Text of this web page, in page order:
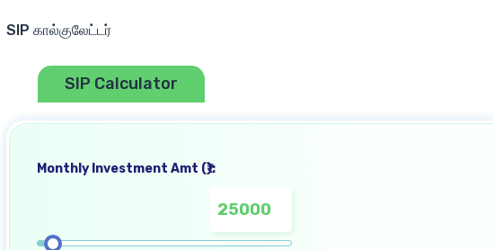
SIP கால்குலேட்டர்
SIP Calculator
Monthly Investment Amt (₹):